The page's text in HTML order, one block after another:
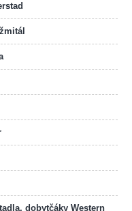
dobytčáky Western